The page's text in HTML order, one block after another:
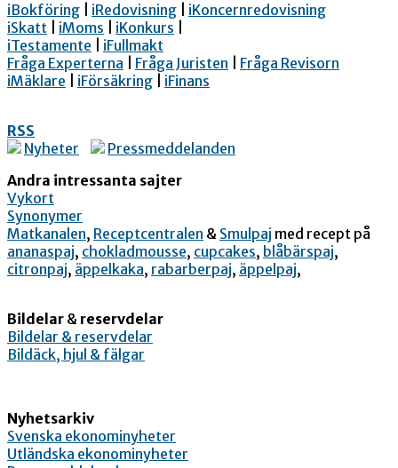
iBokföring
iRedovisning
iKoncernredovisning
iSkatt
iMoms iKonkurs
iTestamente
iFullmakt
Fråga Experterna
Fråga Juristen
Fråga Revisorn
iMäklare
iFörsäkring iFinans
RSS
Nyheter
Pressmeddelanden
Andra intressanta sajter
Vykort
Synonymer
Matkanalen, Receptcentralen & Smulpaj med recept på
ananaspaj, chokladmousse, cupcakes, blåbärspaj,
citronpaj, äppelkaka, rabarberpaj, äppelpaj,
Bildelar & reservdelar
Bildelar & reservdelar
Bildäck, hjul & fälgar
Nyhetsarkiv
Svenska ekonominyheter
Utländska ekonominyheter